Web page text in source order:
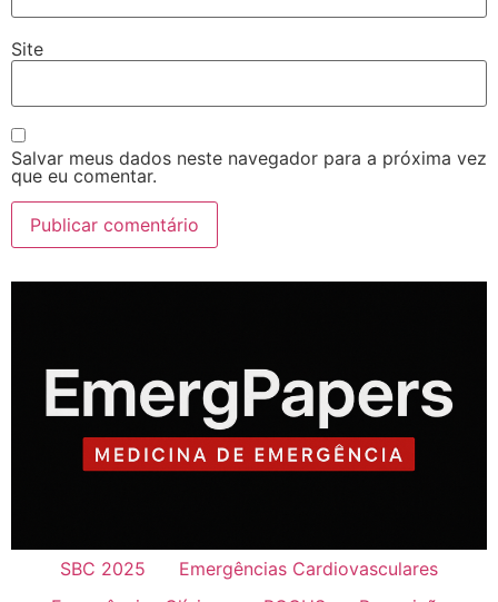
Site
Salvar meus dados neste navegador para a próxima vez
que eu comentar.
SBC 2025
Emergências Cardiovasculares